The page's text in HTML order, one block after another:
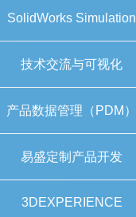
SolidWorks Simulation
技术交流与可视化
产品数据管理（PDM）
易盛定制产品开发
3DEXPERIENCE